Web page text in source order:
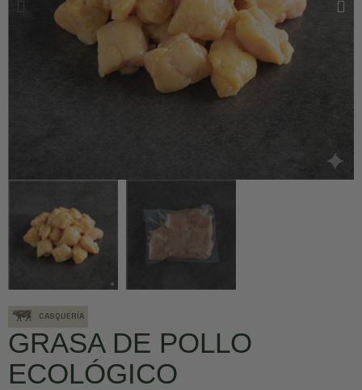
CASQUERÍA
GRASA DE POLLO
ECOLÓGICO